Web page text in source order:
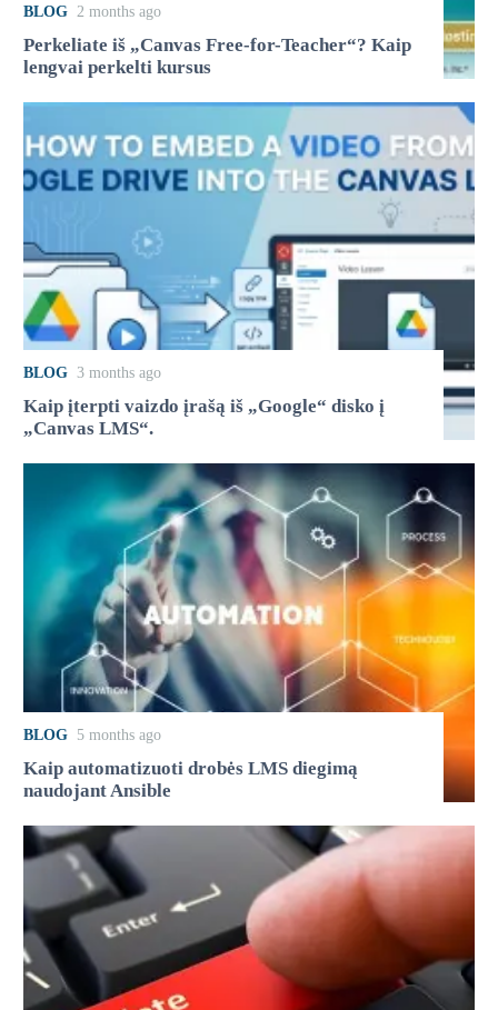
BLOG 2 months ago
Perkeliate iš „Canvas Free-for-Teacher“? Kaip
lengvai perkelti kursus
BLOG 3 months ago
Kaip įterpti vaizdo įrašą iš „Google“ disko į
„Canvas LMS“.
BLOG 5 months ago
Kaip automatizuoti drobės LMS diegimą
naudojant Ansible